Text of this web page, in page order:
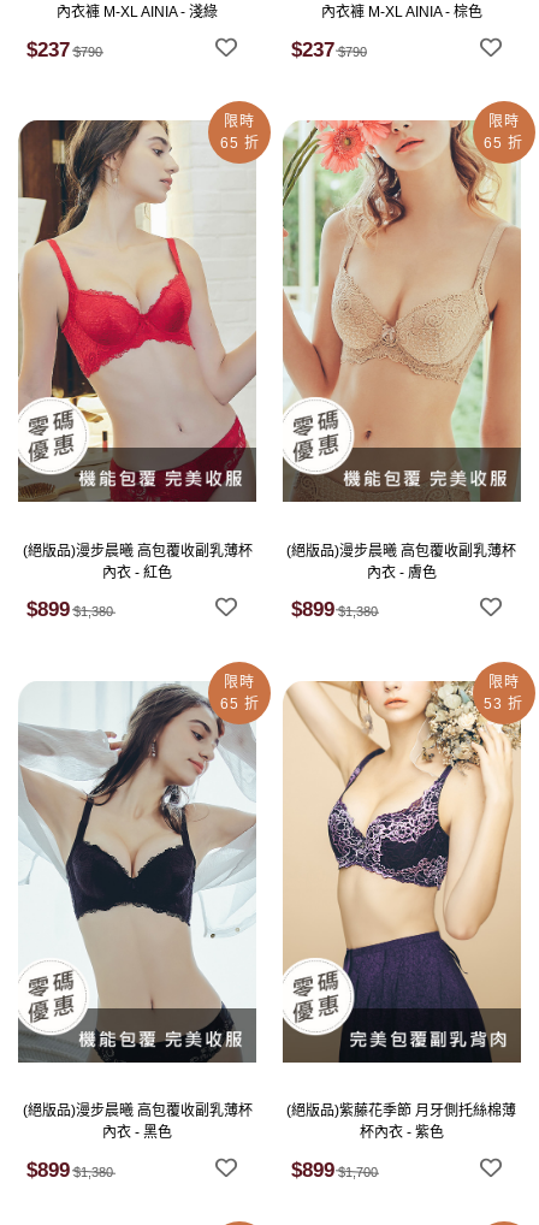
內衣褲 M-XL AINIA - 淺綠
$237 $790
內衣褲 M-XL AINIA - 棕色
$237 $790
限時
65 折
(絕版品)漫步晨曦 高包覆收副乳薄杯
內衣 - 紅色
$899 $1,380
限時
65 折
(絕版品)漫步晨曦 高包覆收副乳薄杯
內衣 - 膚色
$899 $1,380
限時
65 折
(絕版品)漫步晨曦 高包覆收副乳薄杯
內衣 - 黑色
$899 $1,380
限時
53 折
(絕版品)紫藤花季節 月牙側托絲棉薄
杯內衣 - 紫色
$899 $1,700